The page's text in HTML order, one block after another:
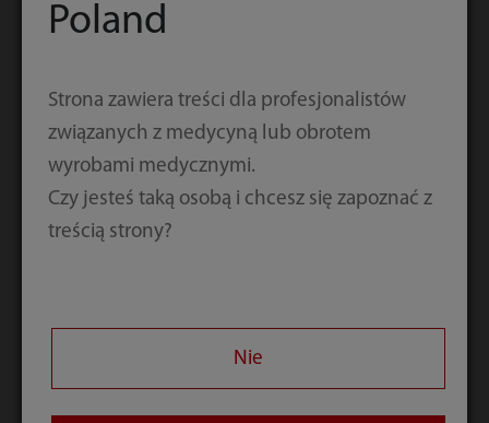
Resona I8
Innowacja w
każdym aspekcie
MX5
Jakość opieki,
dostęp
Poland
Strona zawiera treści dla profesjonalistów
związanych z medycyną lub obrotem
wyrobami medycznymi.
Czy jesteś taką osobą i chcesz się zapoznać z
treścią strony?
Nie